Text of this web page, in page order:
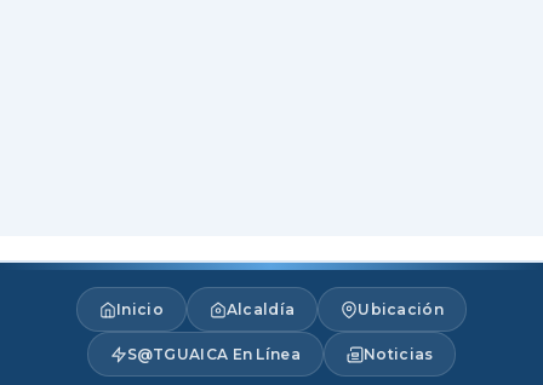
Inicio Alcaldía Ubicación
S@TGUAICA En Línea Noticias